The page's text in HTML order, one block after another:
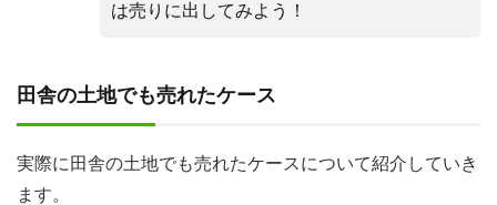
は売りに出してみよう！
田舎の土地でも売れたケース
実際に田舎の土地でも売れたケースについて紹介していき
ます。